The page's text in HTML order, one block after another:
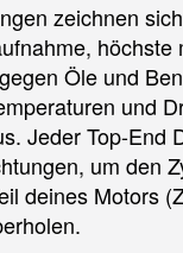
zeichnen
Öle und
und
Jeder Top-End
um den
deines Motors